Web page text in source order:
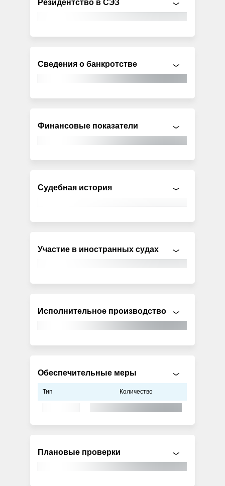
Резидентство в СЭЗ
Сведения о банкротстве
Финансовые показатели
Судебная история
Участие в иностранных судах
Исполнительное производство
Обеспечительные меры
Тип Количество
Плановые проверки